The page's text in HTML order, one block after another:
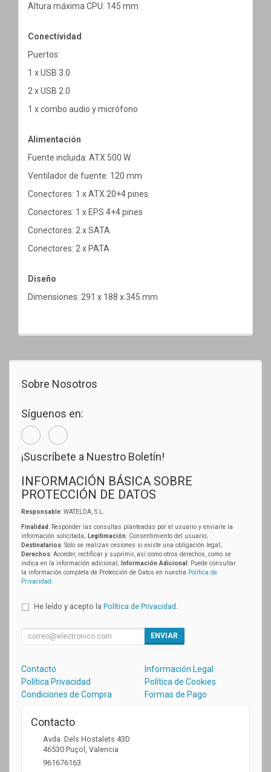
Altura máxima CPU: 145 mm
Conectividad
Puertos:
1 x USB 3.0
2 x USB 2.0
1 x combo audio y micrófono
Alimentación
Fuente incluida: ATX 500 W
Ventilador de fuente: 120 mm
Conectores: 1 x ATX 20+4 pines
Conectores: 1 x EPS 4+4 pines
Conectores: 2 x SATA
Conectores: 2 x PATA
Diseño
Dimensiones: 291 x 188 x 345 mm
Sobre Nosotros
Síguenos en:
¡Suscríbete a Nuestro Boletín!
INFORMACIÓN BÁSICA SOBRE
PROTECCIÓN DE DATOS
Responsable: WATELDA, S.L.
Finalidad: Responder las consultas planteadas por el usuario y enviarle la
información solicitada; Legitimación: Consentimiento del usuario;
Destinatarios: Solo se realizan cesiones si existe una obligación legal;
Derechos: Acceder, rectificar y suprimir, así como otros derechos, como se
indica en la información adicional;
Información Adicional : Puede consultar
la información completa de Protección de Datos en nuestra Política de
Privacidad
He leído y acepto la Política de Privacidad
ENVIAR
Contacto
Información Legal
Política Privacidad
Política de Cookies
Condiciones de Compra
Formas de Pago
Contacto
Avda. Dels Hostalets 43D
46530 Puçol Valencia
961676163